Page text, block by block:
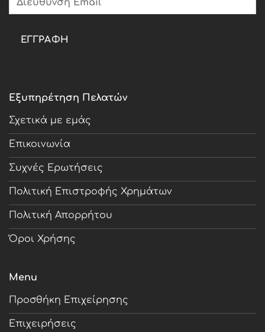
Εξυπηρέτηση Πελατών
Σχετικά με εμάς
Επικοινωνία
Συχνές Ερωτήσεις
Πολιτική Επιστροφής Χρημάτων
Πολιτική Απορρήτου
Όροι Χρήσης
Menu
Προσθήκη Επιχείρησης
Επιχειρήσεις